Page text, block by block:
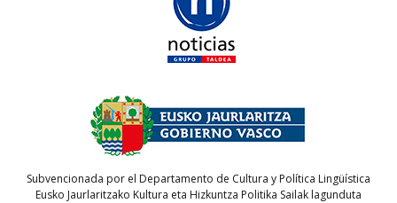
Subvencionada por el Departamento de Cultura y Política Lingüística
Eusko Jaurlaritzako Kultura eta Hizkuntza Politika Sailak lagunduta